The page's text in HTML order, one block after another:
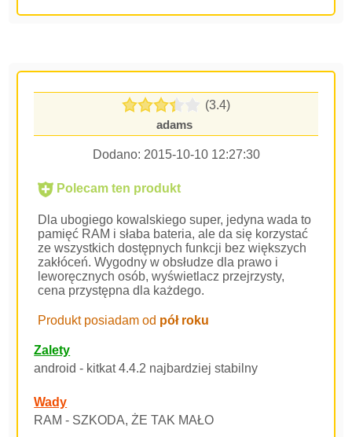
(3.4)
adams
Dodano: 2015-10-10 12:27:30
Polecam ten produkt
Dla ubogiego kowalskiego super, jedyna wada to
pamięć RAM i słaba bateria, ale da się korzystać
ze wszystkich dostępnych funkcji bez większych
zakłóceń. Wygodny w obsłudze dla prawo i
leworęcznych osób, wyświetlacz przejrzysty,
cena przystępna dla każdego.
Produkt posiadam od pół roku
Zalety
android - kitkat 4.4.2 najbardziej stabilny
Wady
RAM - SZKODA, ŻE TAK MAŁO